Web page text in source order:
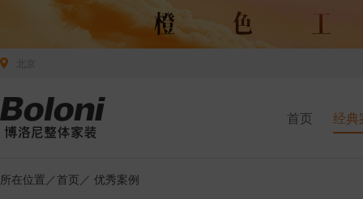
首页 经典
所在位置／首页 ／ 优秀案例